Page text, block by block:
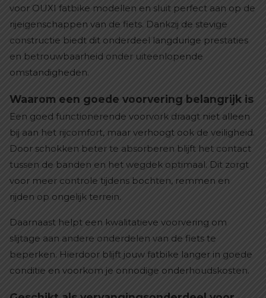
voor OUXI fatbike modellen en sluit perfect aan op de
rijeigenschappen van de fiets. Dankzij de stevige
constructie biedt dit onderdeel langdurige prestaties
en betrouwbaarheid onder uiteenlopende
omstandigheden.
Waarom een goede voorvering belangrijk is
Een goed functionerende voorvork draagt niet alleen
bij aan het rijcomfort, maar verhoogt ook de veiligheid.
Door schokken beter te absorberen blijft het contact
tussen de banden en het wegdek optimaal. Dit zorgt
voor meer controle tijdens bochten, remmen en
rijden op ongelijk terrein.
Daarnaast helpt een kwalitatieve voorvering om
slijtage aan andere onderdelen van de fiets te
beperken. Hierdoor blijft jouw fatbike langer in goede
conditie en voorkom je onnodige onderhoudskosten.